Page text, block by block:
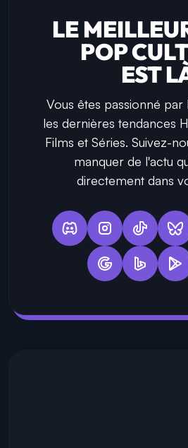
LE
POP
EST
Vous êtes passionné par
les dernières tendances
Films et Séries. Suivez-
manquer de l'actu
directement dans